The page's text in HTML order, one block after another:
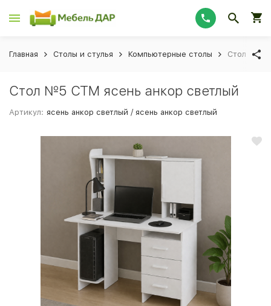
Главная Столы и стулья Компьютерные столы Стол №5
Стол №5 СТМ ясень анкор светлый
Артикул: ясень анкор светлый / ясень анкор светлый